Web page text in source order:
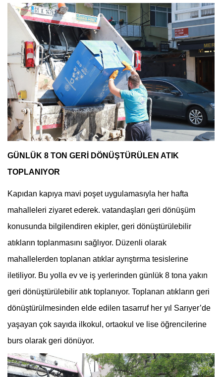
GÜNLÜK 8 TON GERİ DÖNÜŞTÜRÜLEN ATIK
TOPLANIYOR
Kapıdan kapıya mavi poşet uygulamasıyla her hafta
mahalleleri ziyaret ederek. vatandaşları geri dönüşüm
konusunda bilgilendiren ekipler, geri dönüştürülebilir
atıkların toplanmasını sağlıyor. Düzenli olarak
mahallelerden toplanan atıklar ayrıştırma tesislerine
iletiliyor. Bu yolla ev ve iş yerlerinden günlük 8 tona yakın
geri dönüştürülebilir atık toplanıyor. Toplanan atıkların geri
dönüştürülmesinden elde edilen tasarruf her yıl Sarıyer’de
yaşayan çok sayıda ilkokul, ortaokul ve lise öğrencilerine
burs olarak geri dönüyor.